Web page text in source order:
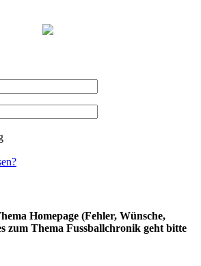
Homepage (Fehler, Wünsche,
zum Thema Fussballchronik geht bitte